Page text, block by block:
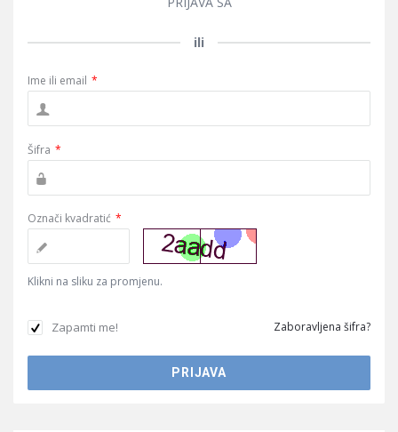
ili
Ime ili email *
Šifra *
Označi kvadratić *
Klikni na sliku za promjenu.
Zapamti me! Zaboravljena šifra?